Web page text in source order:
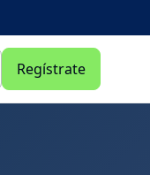
Regístrate